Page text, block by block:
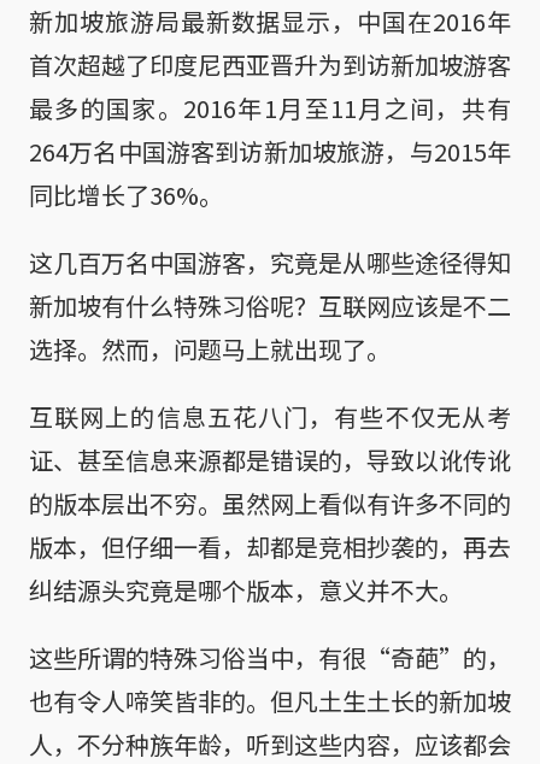
新加坡旅游局最新数据显示，中国在2016年
首次超越了印度尼西亚晋升为到访新加坡游客
最多的国家。2016年1月至11月之间，共有
264万名中国游客到访新加坡旅游，与2015年
同比增长了36%。
这几百万名中国游客，究竟是从哪些途径得知
新加坡有什么特殊习俗呢？互联网应该是不二
选择。然而，问题马上就出现了。
互联网上的信息五花八门，有些不仅无从考
证、甚至信息来源都是错误的，导致以讹传讹
的版本层出不穷。虽然网上看似有许多不同的
版本，但仔细一看，却都是竞相抄袭的，再去
纠结源头究竟是哪个版本，意义并不大。
这些所谓的特殊习俗当中，有很“奇葩”的，
也有令人啼笑皆非的。但凡土生土长的新加坡
人，不分种族年龄，听到这些内容，应该都会